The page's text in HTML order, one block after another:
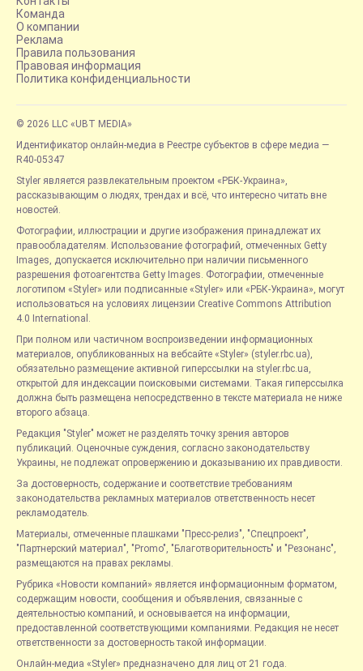
Команда
О компании
Реклама
Правила пользования
Правовая информация
Политика конфиденциальности
© 2026 LLC «UBT MEDIA»
Идентификатор онлайн-медиа в Реестре субъектов в сфере медиа —
R40-05347
Styler является развлекательным проектом «РБК-Украина»,
рассказывающим о людях, трендах и всё, что интересно читать вне
новостей.
Фотографии, иллюстрации и другие изображения принадлежат их
правообладателям. Использование фотографий, отмеченных Getty
Images, допускается исключительно при наличии письменного
разрешения фотоагентства Getty Images. Фотографии, отмеченные
логотипом «Styler» или подписанные «Styler» или «РБК-Украина», могут
использоваться на условиях лицензии Creative Commons Attribution
4.0 International.
При полном или частичном воспроизведении информационных
материалов, опубликованных на вебсайте «Styler» (styler.rbc.ua),
обязательно размещение активной гиперссылки на styler.rbc.ua,
открытой для индексации поисковыми системами. Такая гиперссылка
должна быть размещена непосредственно в тексте материала не ниже
второго абзаца.
Редакция "Styler" может не разделять точку зрения авторов
публикаций. Оценочные суждения, согласно законодательству
Украины, не подлежат опровержению и доказыванию их правдивости.
За достоверность, содержание и соответствие требованиям
законодательства рекламных материалов ответственность несет
рекламодатель.
Материалы, отмеченные плашками "Пресс-релиз", "Спецпроект",
"Партнерский материал", "Promo", "Благотворительность" и "Резонанс",
размещаются на правах рекламы.
Рубрика «Новости компаний» является информационным форматом,
содержащим новости, сообщения и объявления, связанные с
деятельностью компаний, и основывается на информации,
предоставленной соответствующими компаниями. Редакция не несет
ответственности за достоверность такой информации.
Онлайн-медиа «Styler» предназначено для лиц от 21 года.